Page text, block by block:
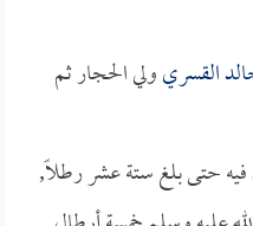
القسريولي الحجار ثم
حتى بلغ ستة عشر رطلاً,